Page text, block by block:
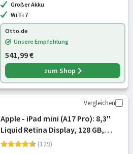
Großer Akku
Wi-Fi 7
Otto.de
Unsere Empfehlung
541,99 €
zum Shop
Vergleichen
Apple - iPad mini (A17 Pro): 8,3''
Liquid Retina Display, 128 GB,
WLAN 6E und 5G Mobilfunk, 12 MP
(129)